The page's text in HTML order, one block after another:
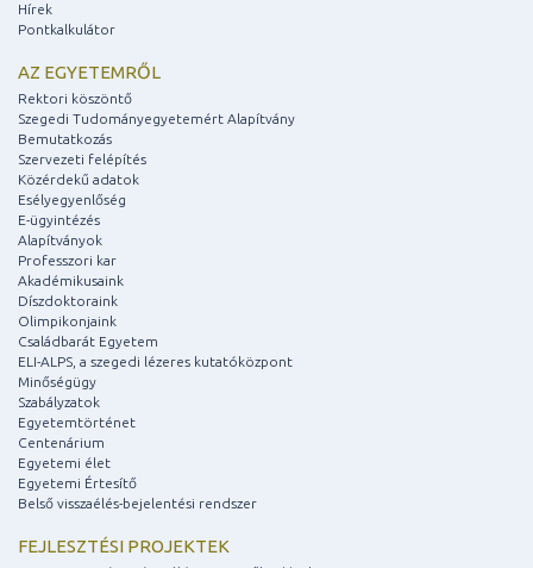
Hírek
Pontkalkulátor
AZ EGYETEMRŐL
Rektori köszöntő
Szegedi Tudományegyetemért Alapítvány
Bemutatkozás
Szervezeti felépítés
Közérdekű adatok
Esélyegyenlőség
E-ügyintézés
Alapítványok
Professzori kar
Akadémikusaink
Díszdoktoraink
Olimpikonjaink
Családbarát Egyetem
ELI-ALPS, a szegedi lézeres kutatóközpont
Minőségügy
Szabályzatok
Egyetemtörténet
Centenárium
Egyetemi élet
Egyetemi Értesítő
Belső visszaélés-bejelentési rendszer
FEJLESZTÉSI PROJEKTEK